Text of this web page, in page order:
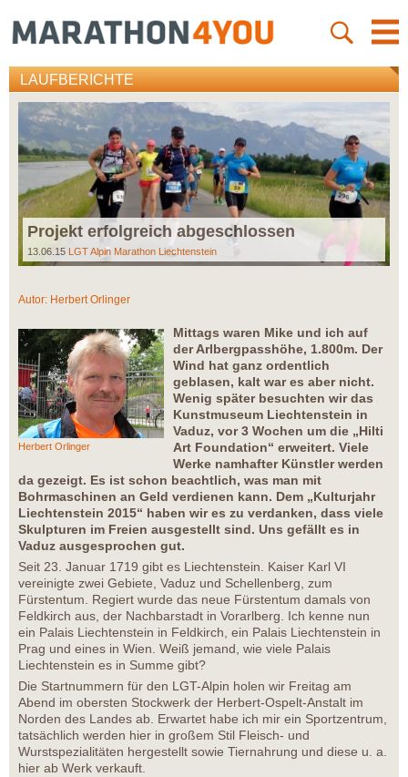
LAUFBERICHTE
Projekt erfolgreich abgeschlossen
13.06.15 LGT Alpin Marathon Liechtenstein
Autor: Herbert Orlinger
Herbert Orlinger
Mittags waren Mike und ich auf
der Arlbergpasshöhe, 1.800m. Der
Wind hat ganz ordentlich
geblasen, kalt war es aber nicht.
Wenig später besuchten wir das
Kunstmuseum Liechtenstein in
Vaduz, vor 3 Wochen um die „Hilti
Art Foundation“ erweitert. Viele
Werke namhafter Künstler werden
da gezeigt. Es ist schon beachtlich, was man mit
Bohrmaschinen an Geld verdienen kann. Dem „Kulturjahr
Liechtenstein 2015“ haben wir es zu verdanken, dass viele
Skulpturen im Freien ausgestellt sind. Uns gefällt es in
Vaduz ausgesprochen gut.
Seit 23. Januar 1719 gibt es Liechtenstein. Kaiser Karl VI
vereinigte zwei Gebiete, Vaduz und Schellenberg, zum
Fürstentum. Regiert wurde das neue Fürstentum damals von
Feldkirch aus, der Nachbarstadt in Vorarlberg. Ich kenne nun
ein Palais Liechtenstein in Feldkirch, ein Palais Liechtenstein in
Prag und eines in Wien. Weiß jemand, wie viele Palais
Liechtenstein es in Summe gibt?
Die Startnummern für den LGT-Alpin holen wir Freitag am
Abend im obersten Stockwerk der Herbert-Ospelt-Anstalt im
Norden des Landes ab. Erwartet habe ich mir ein Sportzentrum,
tatsächlich werden hier in großem Stil Fleisch- und
Wurstspezialitäten hergestellt sowie Tiernahrung und diese u. a.
hier ab Werk verkauft.